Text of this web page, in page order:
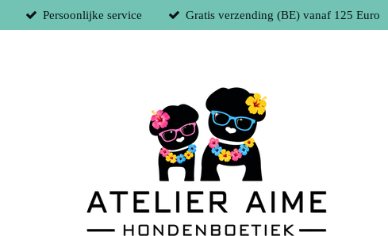
Persoonlijke service Gratis verzending (BE) vanaf 125 Euro